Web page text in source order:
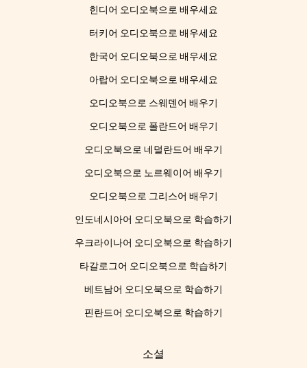
힌디어 오디오북으로 배우세요
터키어 오디오북으로 배우세요
한국어 오디오북으로 배우세요
아랍어 오디오북으로 배우세요
오디오북으로 스웨덴어 배우기
오디오북으로 폴란드어 배우기
오디오북으로 네덜란드어 배우기
오디오북으로 노르웨이어 배우기
오디오북으로 그리스어 배우기
인도네시아어 오디오북으로 학습하기
우크라이나어 오디오북으로 학습하기
타갈로그어 오디오북으로 학습하기
베트남어 오디오북으로 학습하기
핀란드어 오디오북으로 학습하기
소셜